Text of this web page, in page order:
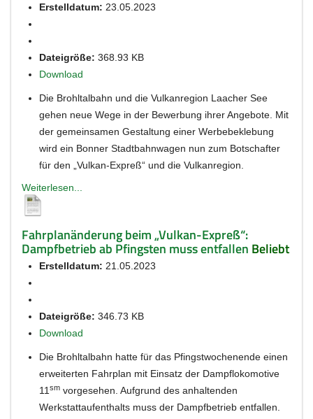
Erstelldatum: 23.05.2023
Dateigröße: 368.93 KB
Download
Die Brohltalbahn und die Vulkanregion Laacher See
gehen neue Wege in der Bewerbung ihrer Angebote. Mit
der gemeinsamen Gestaltung einer Werbebeklebung
wird ein Bonner Stadtbahnwagen nun zum Botschafter
für den „Vulkan-Expreß“ und die Vulkanregion.
Weiterlesen...
Fahrplanänderung beim „Vulkan-Expreß“:
Dampfbetrieb ab Pfingsten muss entfallen Beliebt
Erstelldatum: 21.05.2023
Dateigröße: 346.73 KB
Download
Die Brohltalbahn hatte für das Pfingstwochenende einen
erweiterten Fahrplan mit Einsatz der Dampflokomotive
11 sm vorgesehen. Aufgrund des anhaltenden
Werkstattaufenthalts muss der Dampfbetrieb entfallen.